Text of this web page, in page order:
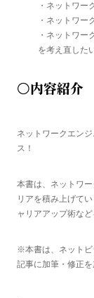
・ネットワー
・ネットワー
・ネットワー
を考え直した
○内容紹介
ネットワークエン
ス！
本書は、ネットワ
リアを積み上げて
ャリアアップ術な
※本書は、ネットビ
記事に加筆・修正を